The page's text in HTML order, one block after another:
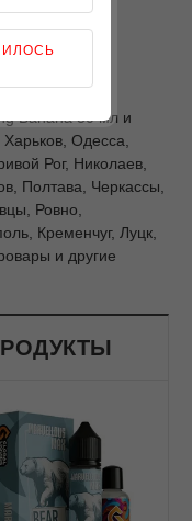
12 мл.
Banana 30 мл и
Харьков, Одесса,
Рог, Николаев,
Полтава, Черкассы,
Ровно,
Кременчуг, Луцк,
и другие